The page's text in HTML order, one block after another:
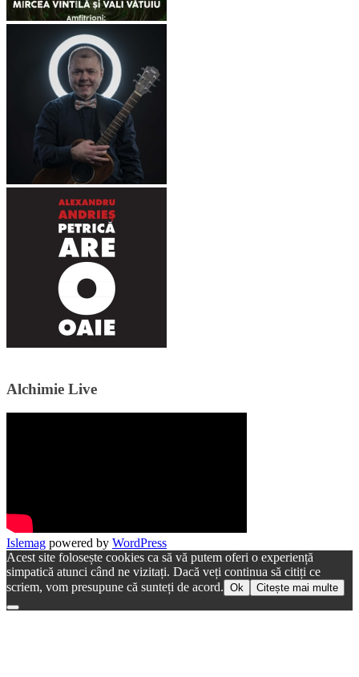
Alchimie Live
Islemag powered by WordPress
Acest site folosește cookies ca să vă putem oferi o experiență
simpatică atunci când ne vizitați. Dacă veți continua să citiți ce
scriem, vom presupune că sunteți de acord. Ok Citește mai multe